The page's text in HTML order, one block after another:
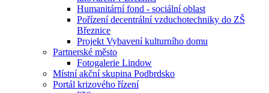
Humanitární fond - sociální oblast
Pořízení decentrální vzduchotechniky do ZŠ
Březnice
Projekt Vybavení kulturního domu
Partnerské město
Fotogalerie Lindow
Místní akční skupina Podbrdsko
Portál krizového řízení